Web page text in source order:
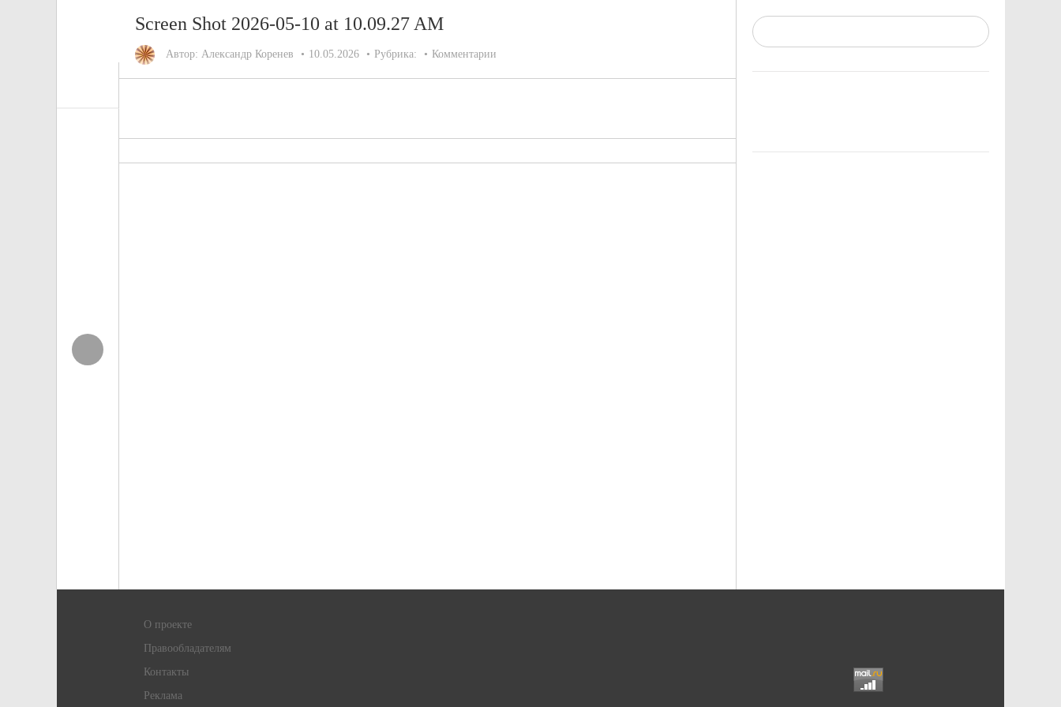
Screen Shot 2026-05-10 at 10.09.27 AM
Автор: Александр Коренев 10.05.2026 Рубрика: Комментарии
О проекте
Правообладателям
Контакты
Реклама